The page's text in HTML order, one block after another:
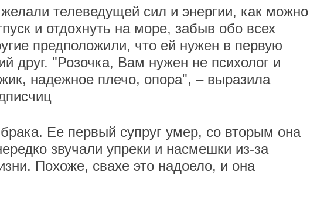
телеведущей сил и энергии, как можно
и отдохнуть на море, забыв обо всех
предположили, что ей нужен в первую
друг. "Розочка, Вам нужен не психолог и
надежное плечо, опора", – выразила
Ее первый супруг умер, со вторым она
звучали упреки и насмешки из-за
Похоже, свахе это надоело, и она